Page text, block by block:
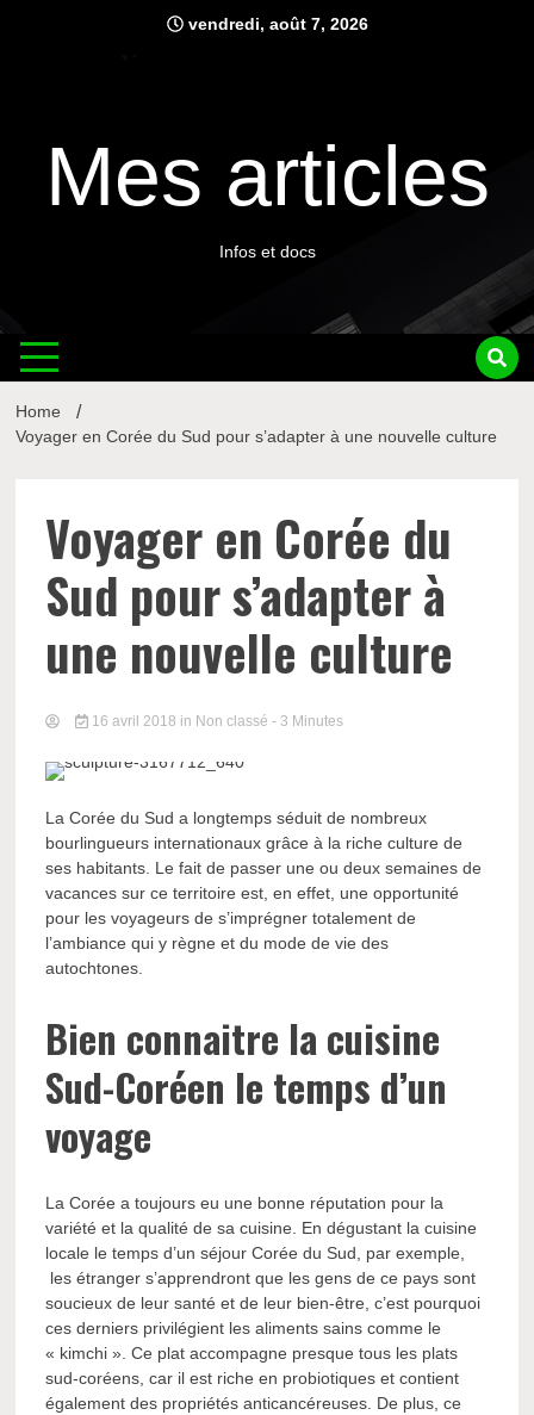
vendredi, août 7, 2026
Mes articles
Infos et docs
Home
Voyager en Corée du Sud pour s’adapter à une nouvelle culture
Voyager en Corée du
Sud pour s’adapter à
une nouvelle culture
16 avril 2018 in Non classé - 3 Minutes
La Corée du Sud a longtemps séduit de nombreux
bourlingueurs internationaux grâce à la riche culture de
ses habitants. Le fait de passer une ou deux semaines de
vacances sur ce territoire est, en effet, une opportunité
pour les voyageurs de s’imprégner totalement de
l’ambiance qui y règne et du mode de vie des
autochtones.
Bien connaitre la cuisine
Sud-Coréen le temps d’un
voyage
La Corée a toujours eu une bonne réputation pour la
variété et la qualité de sa cuisine. En dégustant la cuisine
locale le temps d’un séjour Corée du Sud, par exemple,
les étranger s’apprendront que les gens de ce pays sont
soucieux de leur santé et de leur bien-être, c’est pourquoi
ces derniers privilégient les aliments sains comme le
« kimchi ». Ce plat accompagne presque tous les plats
sud-coréens, car il est riche en probiotiques et contient
également des propriétés anticancéreuses. De plus, ce